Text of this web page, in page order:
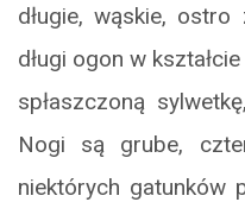
długie, wąskie, ostro
długi ogon w
spłaszczoną
Nogi są grube,
niektórych gatunków